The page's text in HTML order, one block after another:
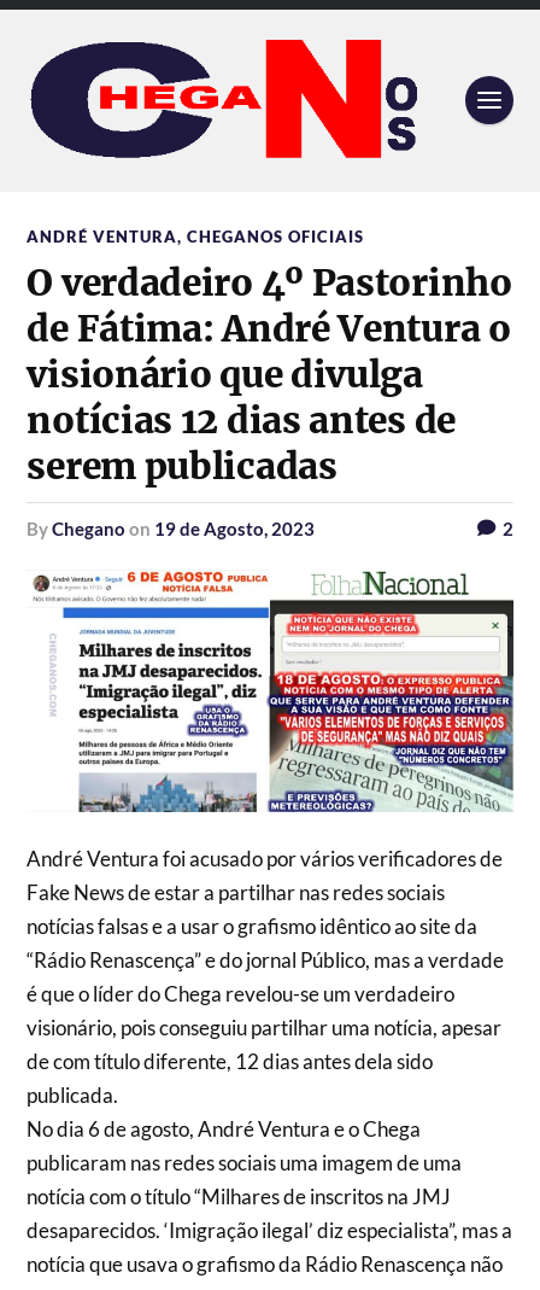
ANDRÉ VENTURA,CHEGANOS OFICIAIS
O verdadeiro 4º Pastorinho
de Fátima: André Ventura o
visionário que divulga
notícias 12 dias antes de
serem publicadas
byChegano on 19 de Agosto, 2023 2
André Ventura foi acusado por vários verificadores de
Fake News de estar a partilhar nas redes sociais
notícias falsas e a usar o grafismo idêntico ao site da
“Rádio Renascença” e do jornal Público, mas a verdade
é que o líder do Chega revelou-se um verdadeiro
visionário, pois conseguiu partilhar uma notícia, apesar
de com título diferente, 12 dias antes dela sido
publicada.
No dia 6 de agosto, André Ventura e o Chega
publicaram nas redes sociais uma imagem de uma
notícia com o título “Milhares de inscritos na JMJ
desaparecidos. ‘Imigração ilegal’ diz especialista”, mas a
notícia que usava o grafismo da Rádio Renascença não